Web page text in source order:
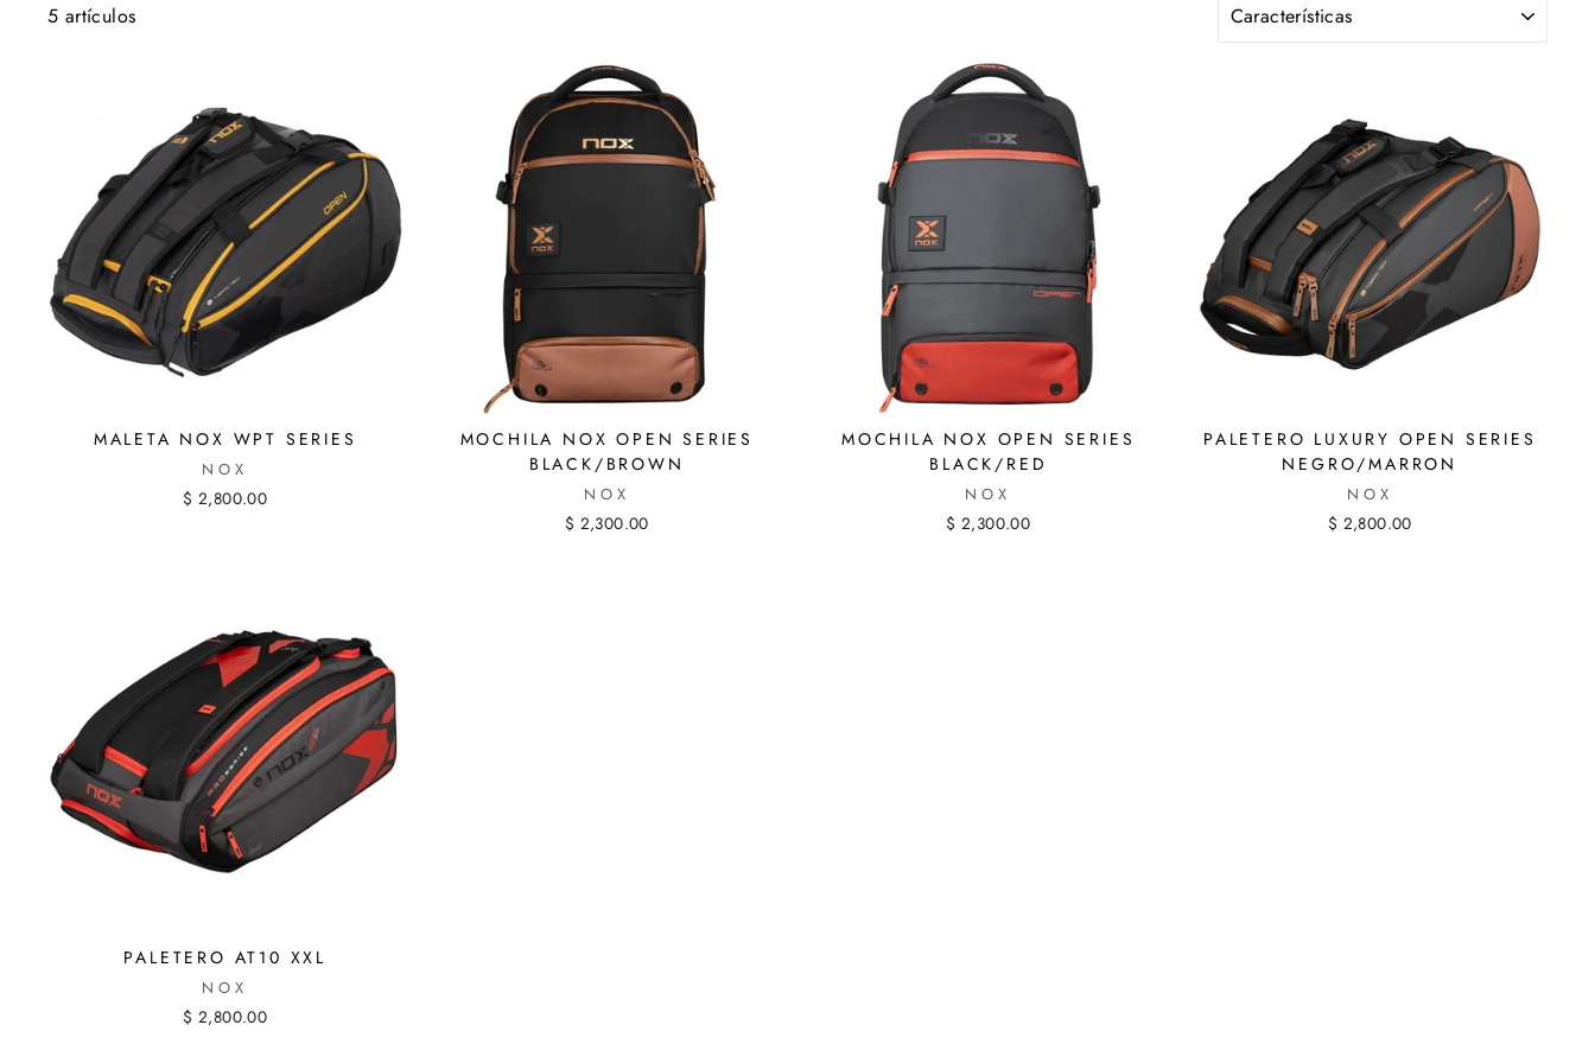
5 artículos
MALETA NOX WPT SERIES
NOX
$ 2,800.00
MOCHILA NOX OPEN SERIES
BLACK/BROWN
NOX
$ 2,300.00
MOCHILA NOX OPEN SERIES
BLACK/RED
NOX
$ 2,300.00
PALETERO LUXURY OPEN SERIES
NEGRO/MARRON
NOX
$ 2,800.00
PALETERO AT10 XXL
NOX
$ 2,800.00